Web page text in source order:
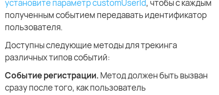
установите параметр customUserId, чтобы с каждым
полученным событием передавать идентификатор
пользователя.
Доступны следующие методы для трекинга
различных типов событий:
Событие регистрации. Метод должен быть вызван
сразу после того, как пользователь